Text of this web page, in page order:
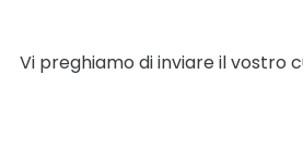
Vi preghiamo di inviare il vostro